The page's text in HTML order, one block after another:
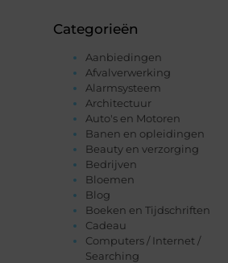
Categorieën
Aanbiedingen
Afvalverwerking
Alarmsysteem
Architectuur
Auto's en Motoren
Banen en opleidingen
Beauty en verzorging
Bedrijven
Bloemen
Blog
Boeken en Tijdschriften
Cadeau
Computers / Internet /
Searching